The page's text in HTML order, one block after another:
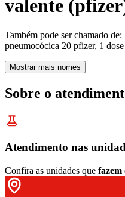
valente
Também pode ser chamado de:
pneumocócica 20 pfizer, 1
Mostrar mais nomes
Sobre o
Atendimento nas
Confira as unidades que fazem